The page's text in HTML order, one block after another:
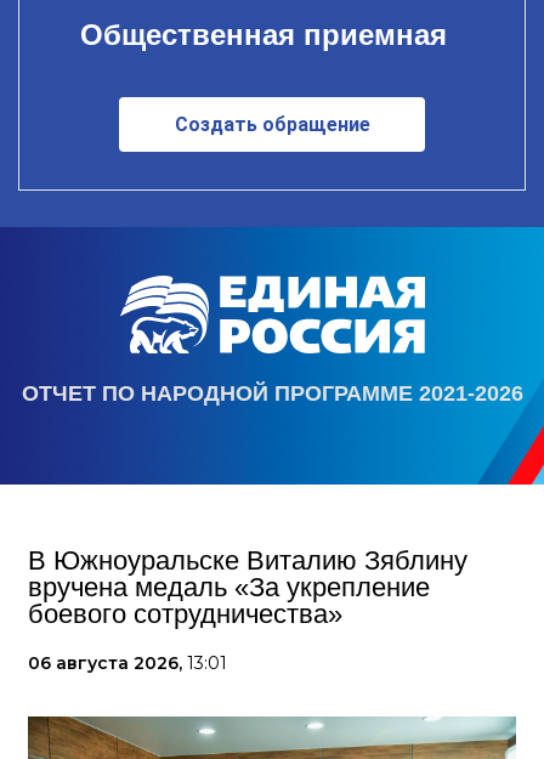
Общественная приемная
Создать обращение
ОТЧЕТ ПО НАРОДНОЙ ПРОГРАММЕ 2021-2026
В Южноуральске Виталию Зяблину
вручена медаль «За укрепление
боевого сотрудничества»
06 августа 2026, 13:01